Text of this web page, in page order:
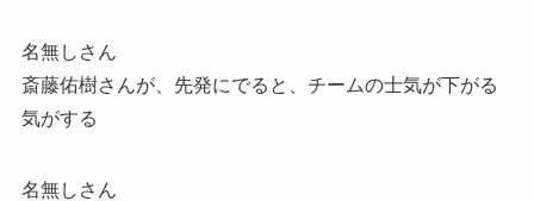
名無しさん
斎藤佑樹さんが、先発にでると、チームの士気が下がる
気がする
名無しさん